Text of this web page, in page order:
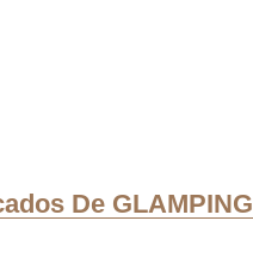
De GLAMPING